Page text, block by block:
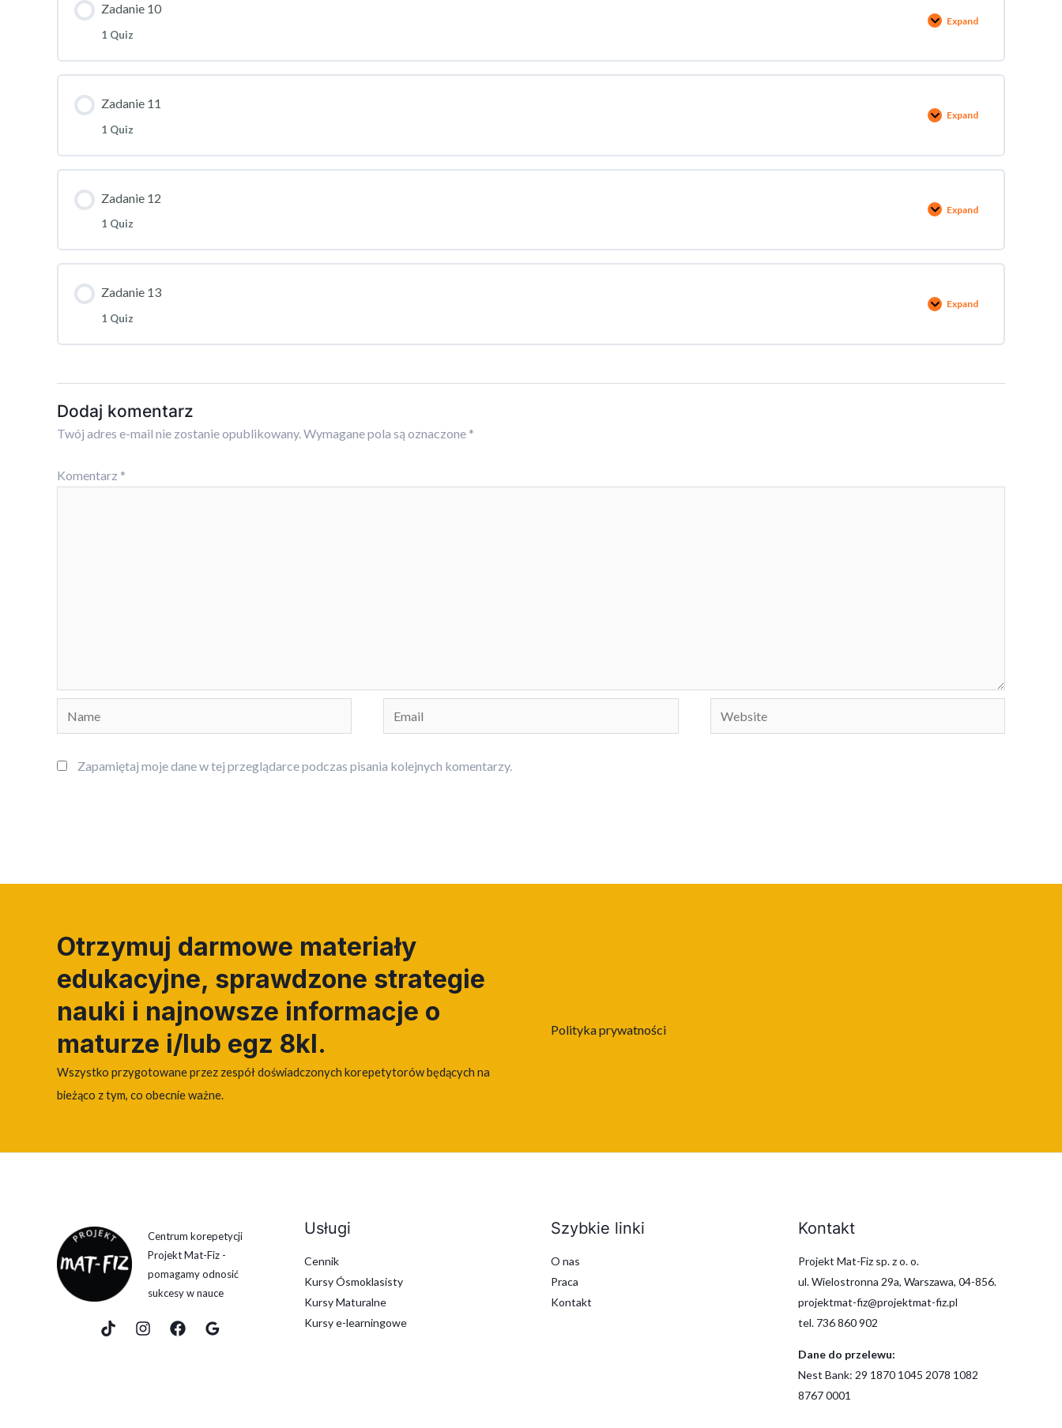
Zadanie 10
1 Quiz
Expand
Zadanie 11
1 Quiz
Expand
Zadanie 12
1 Quiz
Expand
Zadanie 13
1 Quiz
Expand
Dodaj komentarz
Twój adres e-mail nie zostanie opublikowany.Wymagane pola są oznaczone *
Komentarz *
Name Email Website
Zapamiętaj moje dane w tej przeglądarce podczas pisania kolejnych komentarzy.
Otrzymuj darmowe materiały
edukacyjne, sprawdzone strategie
nauki i najnowsze informacje o
maturze i/lub egz 8kl.
Wszystko przygotowane przez zespół doświadczonych korepetytorów będących na
bieżąco z tym, co obecnie ważne.
Polityka prywatności
Centrum korepetycji
Projekt Mat-Fiz -
pomagamy odnosić
sukcesy w nauce
Usługi
Cennik
Kursy Ósmoklasisty
Kursy Maturalne
Kursy e-learningowe
Szybkie linki
O nas
Praca
Kontakt
Kontakt
Projekt Mat-Fiz sp. z o. o.
ul. Wielostronna 29a, Warszawa, 04-856.
projektmat-fiz@projektmat-fiz.pl
tel. 736 860 902
Dane do przelewu:
Nest Bank: 29 1870 1045 2078 1082
8767 0001